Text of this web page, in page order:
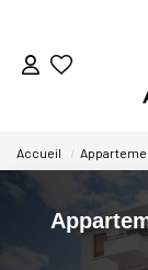
Accueil